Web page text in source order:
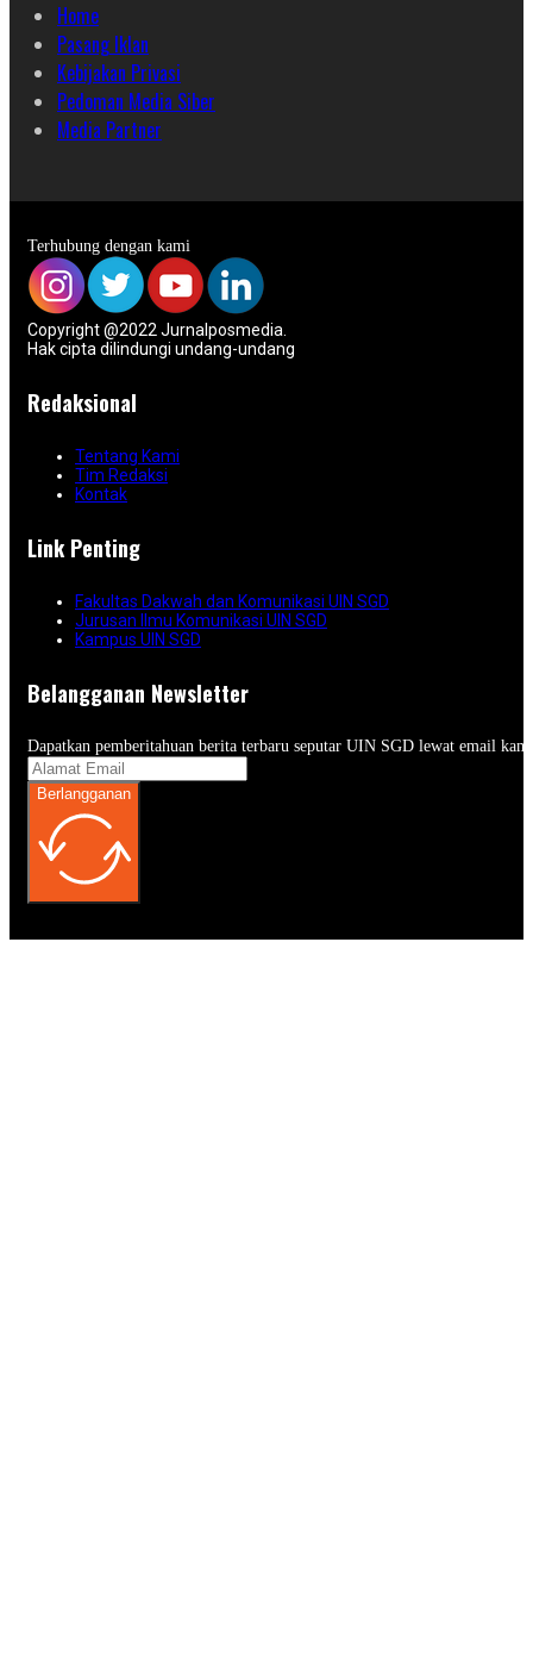
Home
Pasang Iklan
Kebijakan Privasi
Pedoman Media Siber
Media Partner
Terhubung dengan kami
Copyright @2022 Jurnalposmedia.
Hak cipta dilindungi undang-undang
Redaksional
Tentang Kami
Tim Redaksi
Kontak
Link Penting
Fakultas Dakwah dan Komunikasi UIN SGD
Jurusan Ilmu Komunikasi UIN SGD
Kampus UIN SGD
Belangganan Newsletter
Dapatkan pemberitahuan berita terbaru seputar UIN SGD lewat email
Berlangganan